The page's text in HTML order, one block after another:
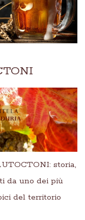
storia,
da uno dei più
del territorio